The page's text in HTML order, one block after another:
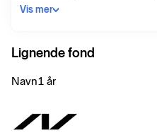
Markets Index. Selskaper som
å gi avkastning tilnærmet lik
Fondet vil ha sammensetning
referanseindeksen.
Vis mer
Lignende fond
Navn1 år